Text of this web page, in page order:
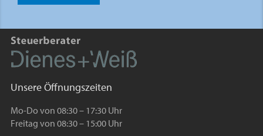
Unsere Öffnungszeiten
Mo-Do von 08:30 – 17:30 Uhr
Freitag von 08:30 – 15:00 Uhr